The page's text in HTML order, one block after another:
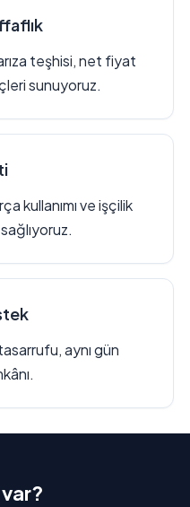
teşhisi, net fiyat
sunuyoruz.
kullanımı ve işçilik
aynı gün